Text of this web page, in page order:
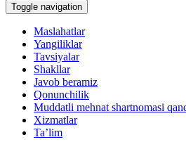
Toggle navigation
Maslahatlar
Yangiliklar
Tavsiyalar
Shakllar
Javob beramiz
Qonunchilik
Muddatli mehnat shartnomasi
Xizmatlar
Ta’lim